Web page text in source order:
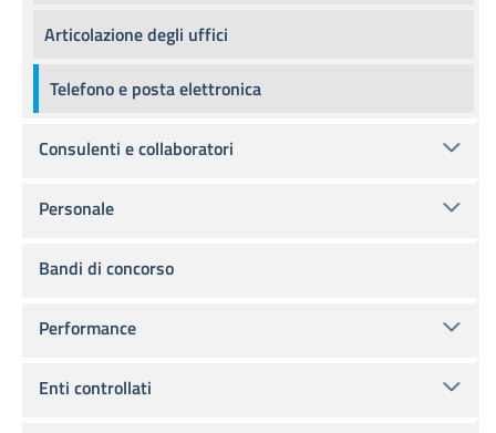
Articolazione degli uffici
Telefono e posta elettronica
Consulenti e collaboratori
Personale
Bandi di concorso
Performance
Enti controllati